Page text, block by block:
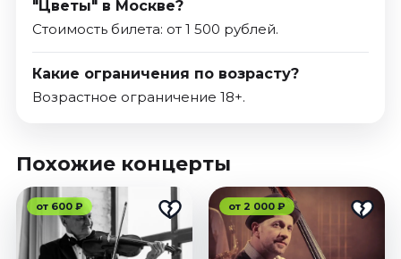
"Цветы" в Москве?
Стоимость билета: от 1 500 рублей.
Какие ограничения по возрасту?
Возрастное ограничение 18+.
Похожие концерты
от 600 ₽ от 2 000 ₽